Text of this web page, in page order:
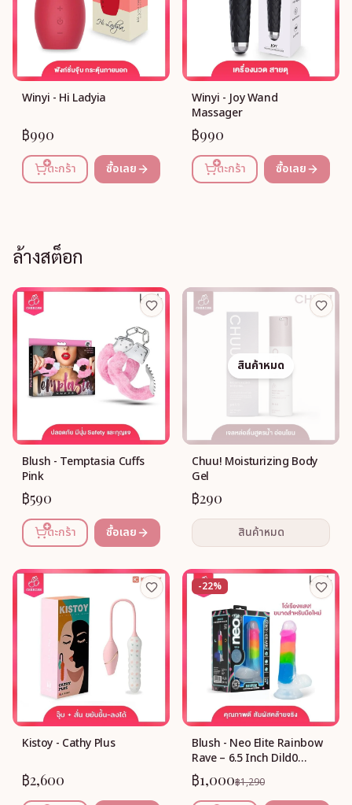
Winyi - Hi Ladyia
฿990
ตะกร้า ซื้อเลย
Winyi - Joy Wand
Massager
฿990
ตะกร้า ซื้อเลย
ล้างสต็อก
Blush - Temptasia Cuffs
Pink
฿590
ตะกร้า ซื้อเลย
สินค้าหมด
Chuu! Moisturizing Body
Gel
฿290
สินค้าหมด
Kistoy - Cathy Plus
฿2,600
-22%
Blush - Neo Elite Rainbow
Rave – 6.5 Inch Dild0
(Rainbow)
฿1,000฿1,290